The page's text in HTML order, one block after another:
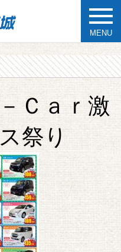
MENU
Ｃａｒ激
祭り